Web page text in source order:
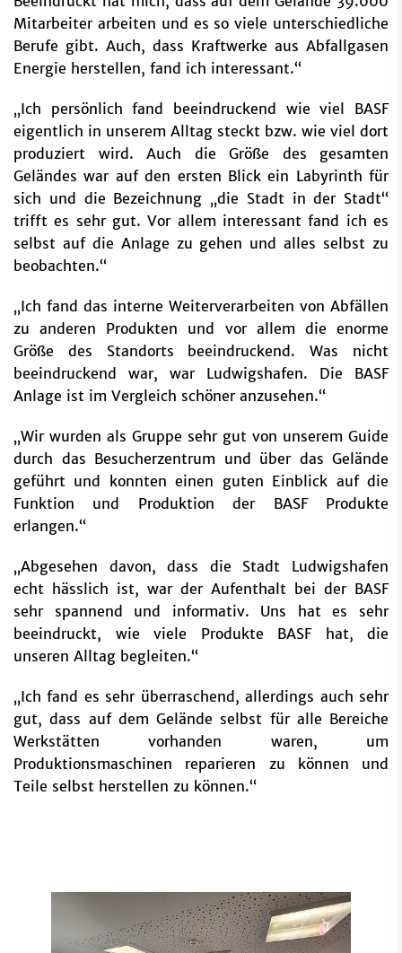
Mitarbeiter arbeiten und es so viele unterschiedliche
Berufe gibt. Auch, dass Kraftwerke aus Abfallgasen
Energie herstellen, fand ich interessant.“
„Ich persönlich fand beeindruckend wie viel BASF
eigentlich in unserem Alltag steckt bzw. wie viel dort
produziert wird. Auch die Größe des gesamten
Geländes war auf den ersten Blick ein Labyrinth für
sich und die Bezeichnung „die Stadt in der Stadt“
trifft es sehr gut. Vor allem interessant fand ich es
selbst auf die Anlage zu gehen und alles selbst zu
beobachten.“
„Ich fand das interne Weiterverarbeiten von Abfällen
zu anderen Produkten und vor allem die enorme
Größe des Standorts beeindruckend. Was nicht
beeindruckend war, war Ludwigshafen. Die BASF
Anlage ist im Vergleich schöner anzusehen.“
„Wir wurden als Gruppe sehr gut von unserem Guide
durch das Besucherzentrum und über das Gelände
geführt und konnten einen guten Einblick auf die
Funktion und Produktion der BASF Produkte
erlangen.“
„Abgesehen davon, dass die Stadt Ludwigshafen
echt hässlich ist, war der Aufenthalt bei der BASF
sehr spannend und informativ. Uns hat es sehr
beeindruckt, wie viele Produkte BASF hat, die
unseren Alltag begleiten.“
„Ich fand es sehr überraschend, allerdings auch sehr
gut, dass auf dem Gelände selbst für alle Bereiche
Werkstätten vorhanden waren, um
Produktionsmaschinen reparieren zu können und
Teile selbst herstellen zu können.“